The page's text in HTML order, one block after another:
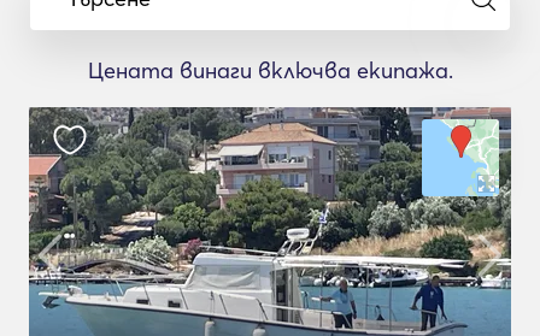
Цената винаги включва екипажа.